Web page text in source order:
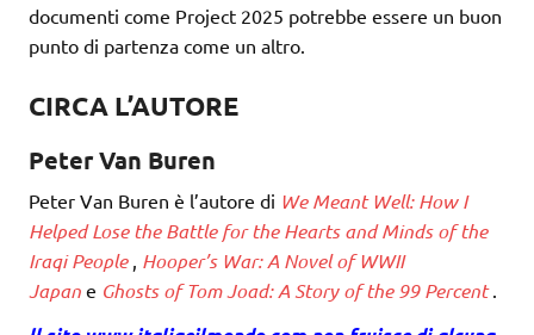
documenti come Project 2025 potrebbe essere un buon
punto di partenza come un altro.
CIRCA L’AUTORE
Peter Van Buren
Peter Van Buren è l’autore di We Meant Well: How I
Helped Lose the Battle for the Hearts and Minds of the
Iraqi People, Hooper’s War: A Novel of WWII
Japan e Ghosts of Tom Joad: A Story of the 99 Percent.